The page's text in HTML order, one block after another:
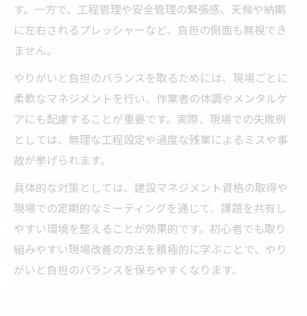
す。一方で、工程管理や安全管理の緊張感、天候や納期
に左右されるプレッシャーなど、負担の側面も無視でき
ません。
やりがいと負担のバランスを取るためには、現場ごとに
柔軟なマネジメントを行い、作業者の体調やメンタルケ
アにも配慮することが重要です。実際、現場での失敗例
としては、無理な工程設定や過度な残業によるミスや事
故が挙げられます。
具体的な対策としては、建設マネジメント資格の取得や
現場での定期的なミーティングを通じて、課題を共有し
やすい環境を整えることが効果的です。初心者でも取り
組みやすい現場改善の方法を積極的に学ぶことで、やり
がいと負担のバランスを保ちやすくなります。